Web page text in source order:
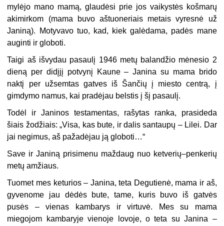
mylėjo mano mamą, glaudėsi prie jos vaikystės košmarų
akimirkom (mama buvo aštuoneriais metais vyresnė už
Janiną). Motyvavo tuo, kad, kiek galėdama, padės mane
auginti ir globoti.
Taigi aš išvydau pasaulį 1946 metų balandžio mėnesio 2
dieną per didįjį potvynį Kaune – Janina su mama brido
naktį per užsemtas gatves iš Šančių į miesto centrą, į
gimdymo namus, kai pradėjau belstis į šį pasaulį.
Todėl ir Janinos testamentas, rašytas ranka, prasideda
šiais žodžiais: „Visa, kas bute, ir dalis santaupų – Lilei. Dar
jai negimus, aš pažadėjau ją globoti…“
Save ir Janiną prisimenu maždaug nuo ketverių–penkerių
metų amžiaus.
Tuomet mes keturios – Janina, teta Degutienė, mama ir aš,
gyvenome jau dėdės bute, tame, kuris buvo iš gatvės
pusės – vienas kambarys ir virtuvė. Mes su mama
miegojom kambaryje vienoje lovoje, o teta su Janina –